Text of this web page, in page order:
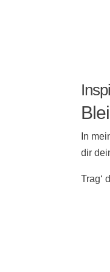
In
dir
Trag‘